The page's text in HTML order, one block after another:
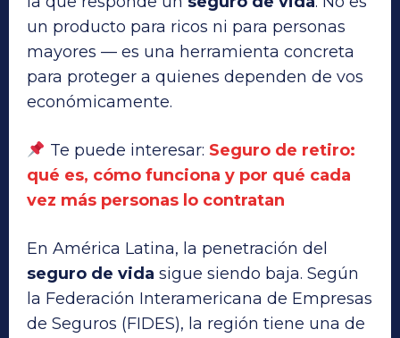
un producto para ricos ni para personas
mayores — es una herramienta concreta
para proteger a quienes dependen de vos
económicamente.
Te puede interesar: Seguro de retiro:
qué es, cómo funciona y por qué cada
vez más personas lo contratan
En América Latina, la penetración del
seguro de vida sigue siendo baja. Según
la Federación Interamericana de Empresas
de Seguros (FIDES), la región tiene una de